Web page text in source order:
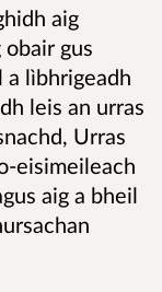
aig
obair gus
a lìbhrigeadh
leis an urras
Urras
eisimeileach
aig a bheil